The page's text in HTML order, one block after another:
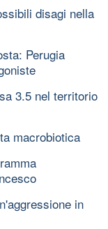
disagi nella
Perugia
3.5 nel territorio
macrobiotica
in